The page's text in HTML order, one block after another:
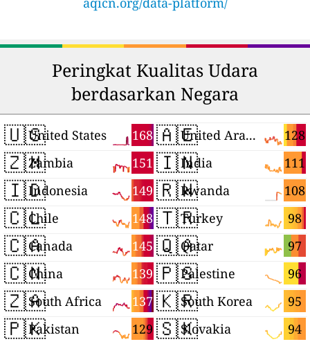
Peringkat Kualitas Udara
berdasarkan Negara
🇺🇸 168
United States
🇿🇲 151
Zambia
🇮🇩 149
Indonesia
🇨🇱 148
Chile
🇨🇦 145
Canada
🇨🇳 139
China
🇿🇦 137
South Africa
🇵🇰 129
Pakistan
🇦🇪 128
United Arab Emirates
🇮🇳 111
India
🇷🇼 108
Rwanda
🇹🇷 98
Turkey
🇶🇦 97
Qatar
🇵🇸 96
Palestine
🇰🇷 95
South Korea
🇸🇰 94
Slovakia